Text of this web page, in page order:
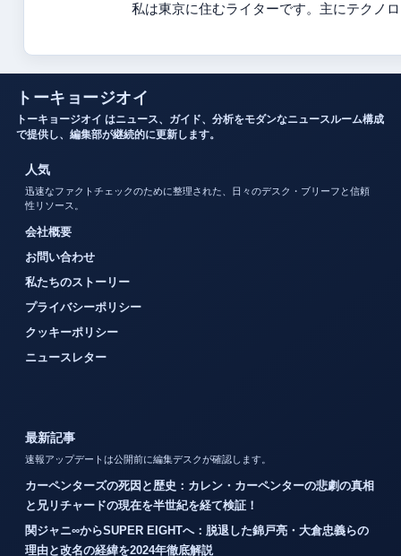
私は東京に住むライターです。主にテクノ
トーキョージオイ
トーキョージオイ はニュース、ガイド、分析をモダンなニュースルーム構成
で提供し、編集部が継続的に更新します。
人気
迅速なファクトチェックのために整理された、日々のデスク・ブリーフと信頼
性リソース。
会社概要
お問い合わせ
私たちのストーリー
プライバシーポリシー
クッキーポリシー
ニュースレター
最新記事
速報アップデートは公開前に編集デスクが確認します。
カーペンターズの死因と歴史：カレン・カーペンターの悲劇の真相
と兄リチャードの現在を半世紀を経て検証！
関ジャニ∞からSUPER EIGHTへ：脱退した錦戸亮・大倉忠義らの
理由と改名の経緯を2024年徹底解説